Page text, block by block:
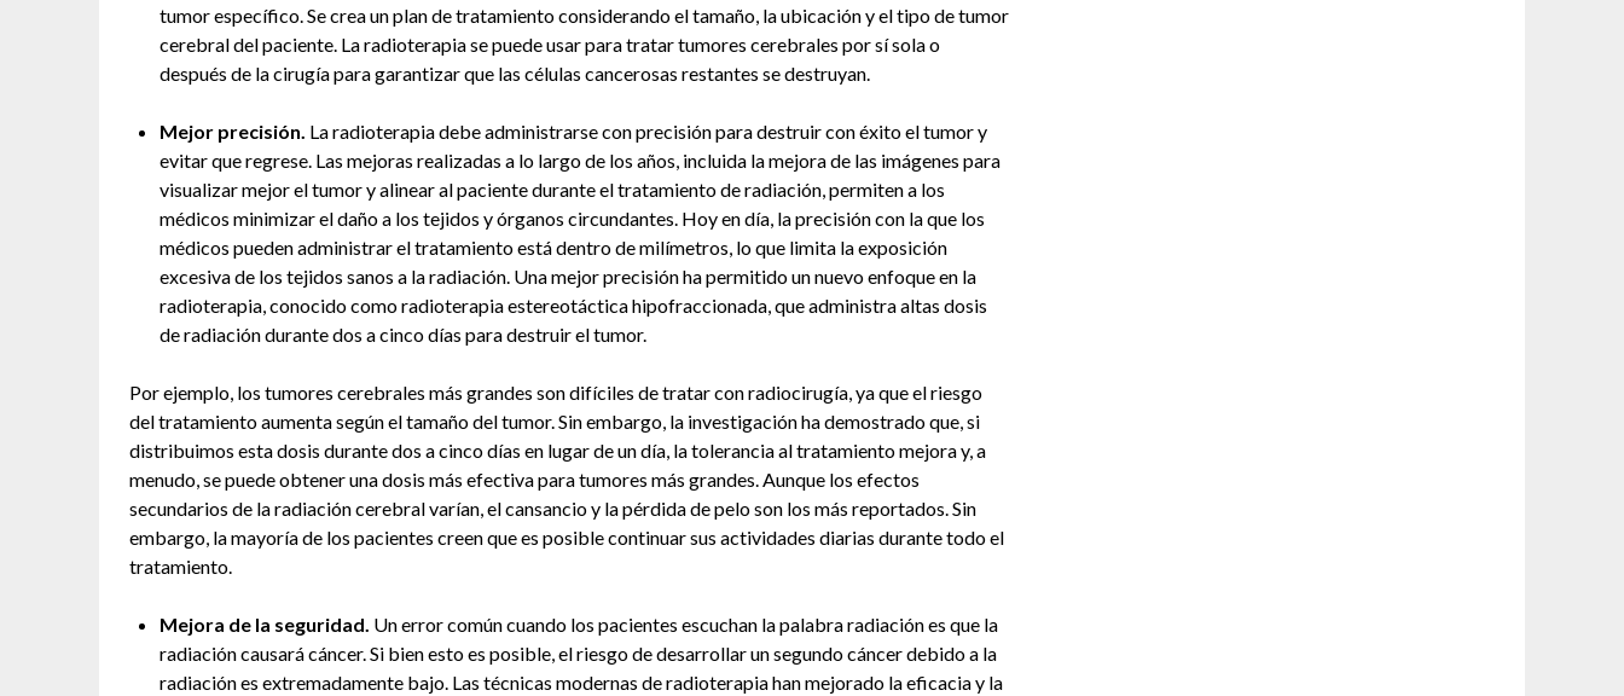
tumor específico. Se crea un plan de tratamiento considerando el tamaño, la ubicación y el tipo de tumor
cerebral del paciente. La radioterapia se puede usar para tratar tumores cerebrales por sí sola o
después de la cirugía para garantizar que las células cancerosas restantes se destruyan.
Mejor precisión. La radioterapia debe administrarse con precisión para destruir con éxito el tumor y
evitar que regrese. Las mejoras realizadas a lo largo de los años, incluida la mejora de las imágenes para
visualizar mejor el tumor y alinear al paciente durante el tratamiento de radiación, permiten a los
médicos minimizar el daño a los tejidos y órganos circundantes. Hoy en día, la precisión con la que los
médicos pueden administrar el tratamiento está dentro de milímetros, lo que limita la exposición
excesiva de los tejidos sanos a la radiación. Una mejor precisión ha permitido un nuevo enfoque en la
radioterapia, conocido como radioterapia estereotáctica hipofraccionada, que administra altas dosis
de radiación durante dos a cinco días para destruir el tumor.
Por ejemplo, los tumores cerebrales más grandes son difíciles de tratar con radiocirugía, ya que el riesgo
del tratamiento aumenta según el tamaño del tumor. Sin embargo, la investigación ha demostrado que, si
distribuimos esta dosis durante dos a cinco días en lugar de un día, la tolerancia al tratamiento mejora y, a
menudo, se puede obtener una dosis más efectiva para tumores más grandes. Aunque los efectos
secundarios de la radiación cerebral varían, el cansancio y la pérdida de pelo son los más reportados. Sin
embargo, la mayoría de los pacientes creen que es posible continuar sus actividades diarias durante todo el
tratamiento.
Mejora de la seguridad. Un error común cuando los pacientes escuchan la palabra radiación es que la
radiación causará cáncer. Si bien esto es posible, el riesgo de desarrollar un segundo cáncer debido a la
radiación es extremadamente bajo. Las técnicas modernas de radioterapia han mejorado la eficacia y la